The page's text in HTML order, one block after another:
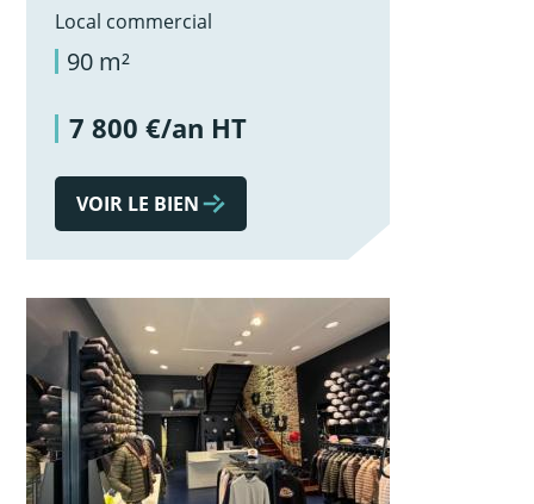
Local commercial
90 m²
7 800 €/an HT
VOIR LE BIEN